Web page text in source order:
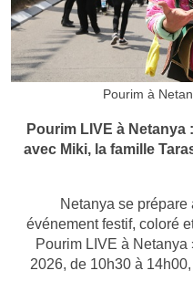
Pourim à
Pourim LIVE à
avec Miki, la famille
Netanya se
événement festif, coloré
Pourim LIVE à
2026, de 10h30 à